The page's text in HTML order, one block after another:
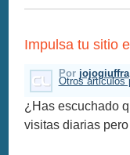
Impulsa tu sitio
Por jojogiuffra
Otros articulos
¿Has escuchado
visitas diarias